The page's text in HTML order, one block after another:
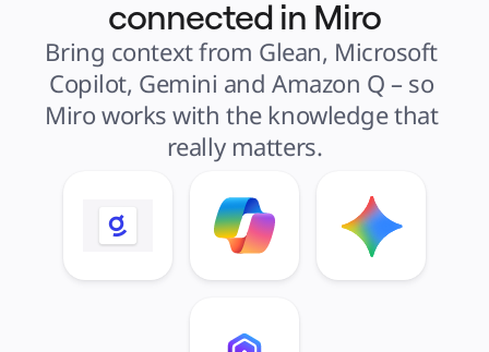
connected in Miro
Bring context from Glean, Microsoft
Copilot, Gemini and Amazon Q – so
Miro works with the knowledge that
really matters.